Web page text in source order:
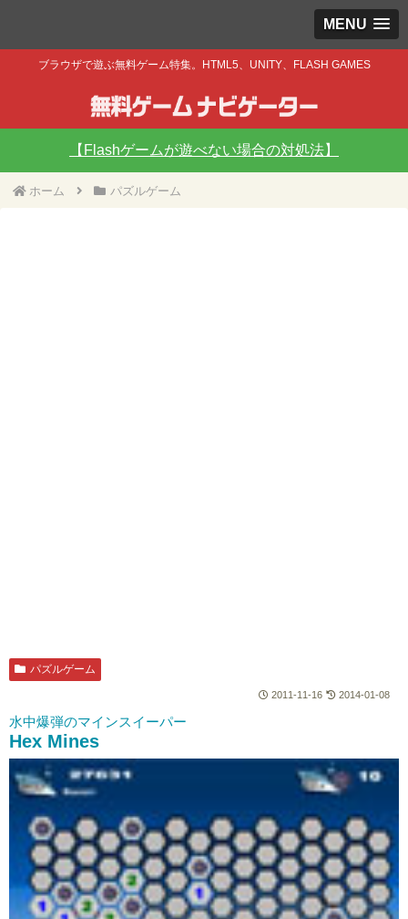
MENU
ブラウザで遊ぶ無料ゲーム特集。HTML5、UNITY、FLASH GAMES
【Flashゲームが遊べない場合の対処法】
ホーム パズルゲーム
パズルゲーム
2011-11-16 2014-01-08
水中爆弾のマインスイーパー
Hex Mines